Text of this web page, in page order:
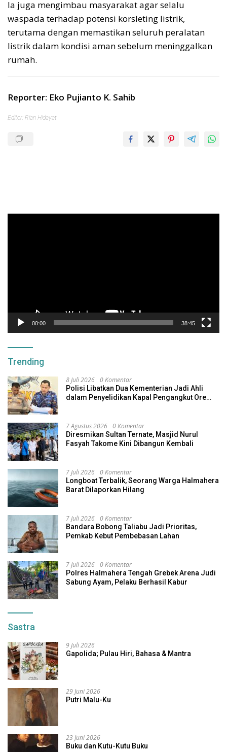
Ia juga mengimbau masyarakat agar selalu
waspada terhadap potensi korsleting listrik,
terutama dengan memastikan seluruh peralatan
listrik dalam kondisi aman sebelum meninggalkan
rumah.
Reporter: Eko Pujianto K. Sahib
Editor: Rian Hidayat
00:00 38:45
Trending
8 Juli 2026 0 Komentar
Polisi Libatkan Dua Kementerian Jadi Ahli
dalam Penyelidikan Kapal Pengangkut Ore
7 Agustus 2026 0 Komentar
Diresmikan Sultan Ternate, Masjid Nurul
Fasyah Takome Kini Dibangun Kembali
7 Juli 2026 0 Komentar
Longboat Terbalik, Seorang Warga Halmahera
Barat Dilaporkan Hilang
7 Juli 2026 0 Komentar
Bandara Bobong Taliabu Jadi Prioritas,
Pemkab Kebut Pembebasan Lahan
7 Juli 2026 0 Komentar
Polres Halmahera Tengah Grebek Arena Judi
Sabung Ayam, Pelaku Berhasil Kabur
Sastra
9 Juli 2026
Gapolida; Pulau Hiri, Bahasa & Mantra
29 Juni 2026
Putri Malu-Ku
23 Juni 2026
Buku dan Kutu-Kutu Buku